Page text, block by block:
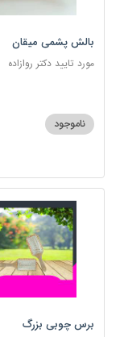
بالش پشمی میقان
مورد تایید دکتر روازاده
ناموجود
برس چوبی بزرگ